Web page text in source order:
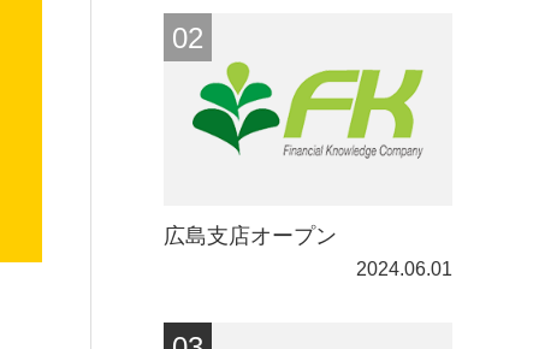
広島支店オープン
2024.06.01